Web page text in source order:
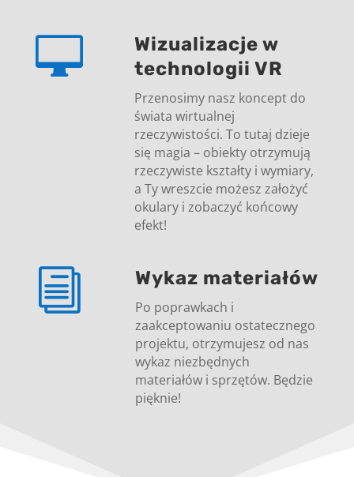

Wizualizacje w
technologii VR
Przenosimy nasz koncept do
świata wirtualnej
rzeczywistości. To tutaj dzieje
się magia – obiekty otrzymują
rzeczywiste kształty i wymiary,
a Ty wreszcie możesz założyć
okulary i zobaczyć końcowy
efekt!
i Wykaz materiałów
Po poprawkach i
zaakceptowaniu ostatecznego
projektu, otrzymujesz od nas
wykaz niezbędnych
materiałów i sprzętów. Będzie
pięknie!